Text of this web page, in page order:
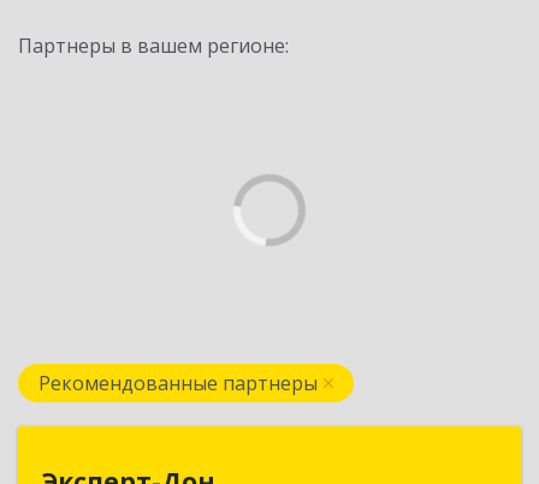
Партнеры в вашем регионе:
Рекомендованные партнеры